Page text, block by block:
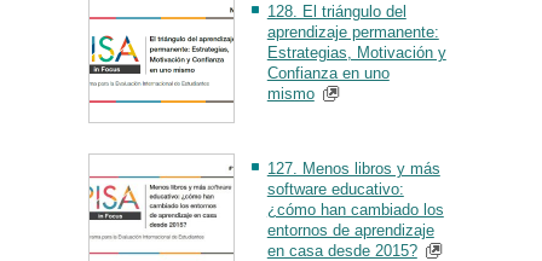
128. El triángulo del
aprendizaje permanente:
Estrategias, Motivación y
Confianza en uno
mismo
127. Menos libros y más
software educativo:
¿cómo han cambiado los
entornos de aprendizaje
en casa desde 2015?